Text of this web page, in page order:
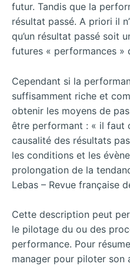
futur. Tandis que la
résultat passé. A priori il
qu’un résultat passé soit
futures « performances »
Cependant si la
suffisamment riche et
obtenir les moyens de
être performant : « il faut
causalité des résultats
les conditions et les
prolongation de la
Lebas – Revue française
Cette description peut
le pilotage du ou des
performance. Pour
manager pour piloter son